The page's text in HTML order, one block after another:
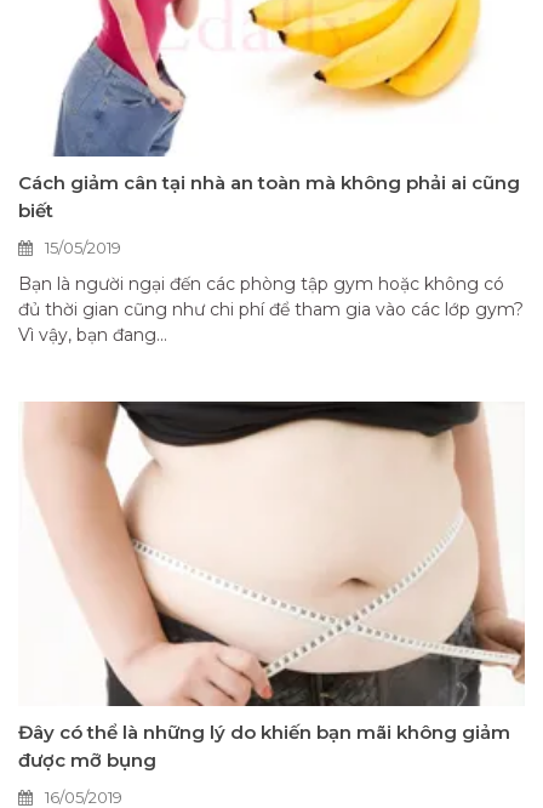
Cách giảm cân tại nhà an toàn mà không phải ai cũng
biết
15/05/2019
Bạn là người ngại đến các phòng tập gym hoặc không có
đủ thời gian cũng như chi phí để tham gia vào các lớp gym?
Vì vậy, bạn đang...
Đây có thể là những lý do khiến bạn mãi không giảm
được mỡ bụng
16/05/2019